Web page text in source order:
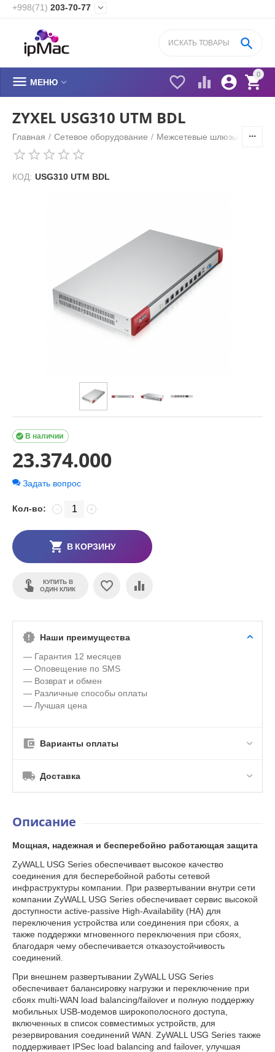
+998(71) 203-70-77 
0


 

 МЕНЮ 
ZYXEL USG310 UTM BDL
Главная / Сетевое оборудование / Межсетевые шлюзы
КОД: USG310 UTM BDL
В наличии

23.374.000
Задать вопрос
Кол-во: +
−
В КОРЗИНУ
КУПИТЬ В
ОДИН КЛИК
Наши преимущества
— Гарантия 12 месяцев
— Оповещение по SMS
— Возврат и обмен
— Различные способы оплаты
— Лучшая цена
Варианты оплаты
Доставка
Описание
Мощная, надежная и бесперебойно работающая защита
ZyWALL USG Series обеспечивает высокое качество
соединения для бесперебойной работы сетевой
инфраструктуры компании. При развертывании внутри сети
компании ZyWALL USG Series обеспечивает сервис высокой
доступности active-passive High-Availability (HA) для
переключения устройства или соединения при сбоях, а
также поддержки мгновенного переключения при сбоях,
благодаря чему обеспечивается отказоустойчивость
соединений.
При внешнем развертывании ZyWALL USG Series
обеспечивает балансировку нагрузки и переключение при
сбоях multi-WAN load balancing/failover и полную поддержку
мобильных USB-модемов широкополосного доступа,
включенных в список совместимых устройств, для
резервирования соединений WAN. ZyWALL USG Series также
поддерживает IPSec load balancing and failover, улучшая